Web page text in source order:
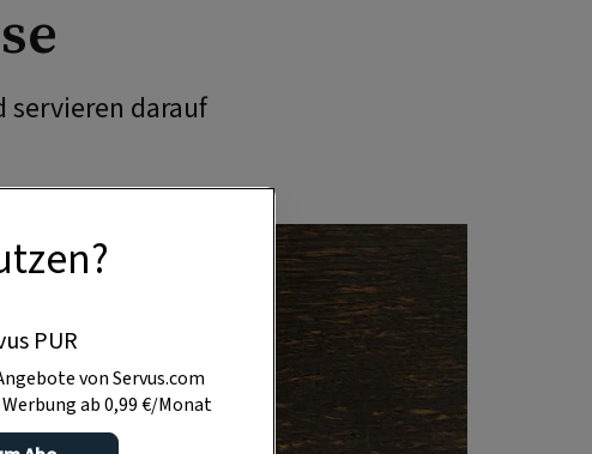
servieren darauf
PUR
von Servus.com
ab 0,99 €/Monat